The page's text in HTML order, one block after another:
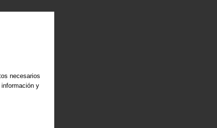
necesarios
y